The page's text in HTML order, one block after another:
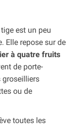
est un peu
Elle repose sur de
à quatre fruits
de porte-
groseilliers
ou de
toutes les